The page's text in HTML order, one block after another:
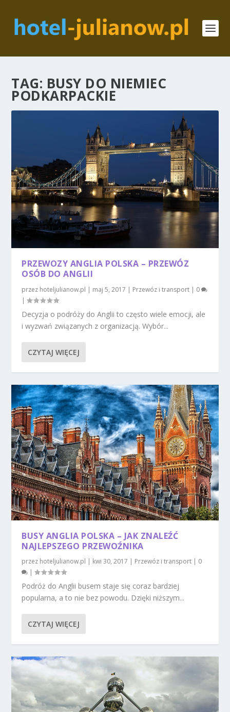
TAG: BUSY DO NIEMIEC
PODKARPACKIE
PRZEWOZY ANGLIA POLSKA – PRZEWÓZ
OSÓB DO ANGLII
przez hoteljulianow.pl | maj 5, 2017 | Przewóz i transport | 0
|
Decyzja o podróży do Anglii to często wiele emocji, ale
i wyzwań związanych z organizacją. Wybór...
CZYTAJ WIĘCEJ
BUSY ANGLIA POLSKA – JAK ZNALEŹĆ
NAJLEPSZEGO PRZEWOŹNIKA
przez hoteljulianow.pl | kwi 30, 2017 | Przewóz i transport | 0
|
Podróż do Anglii busem staje się coraz bardziej
popularna, a to nie bez powodu. Dzięki niższym...
CZYTAJ WIĘCEJ